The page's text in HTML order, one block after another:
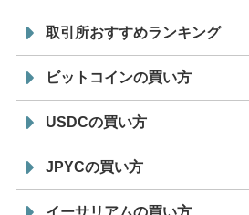
取引所おすすめランキング
ビットコインの買い方
USDCの買い方
JPYCの買い方
イーサリアムの買い方